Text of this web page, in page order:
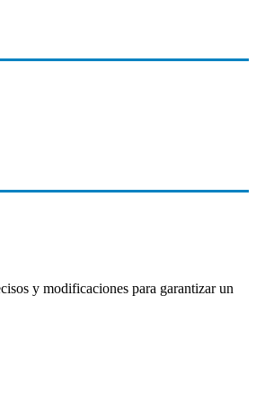
y modificaciones para garantizar un